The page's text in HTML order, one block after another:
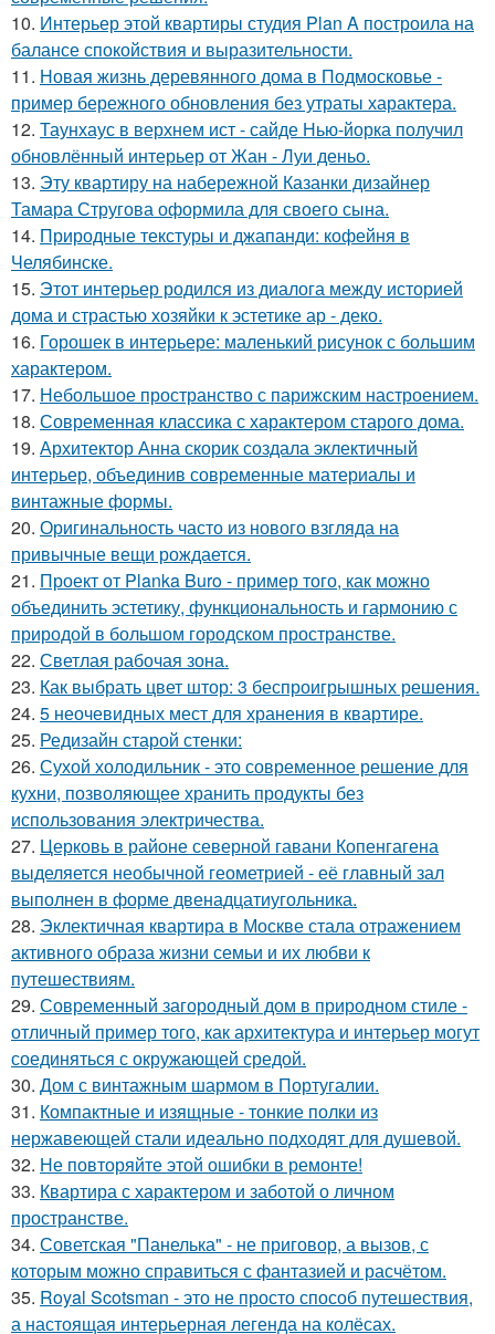
10. Интерьер этой квартиры студия Plan A построила на
балансе спокойствия и выразительности.
11. Новая жизнь деревянного дома в Подмосковье -
пример бережного обновления без утраты характера.
12. Таунхаус в верхнем ист - сайде Нью-йорка получил
обновлённый интерьер от Жан - Луи деньо.
13. Эту квартиру на набережной Казанки дизайнер
Тамара Стругова оформила для своего сына.
14. Природные текстуры и джапанди: кофейня в
Челябинске.
15. Этот интерьер родился из диалога между историей
дома и страстью хозяйки к эстетике ар - деко.
16. Горошек в интерьере: маленький рисунок с большим
характером.
17. Небольшое пространство с парижским настроением.
18. Современная классика с характером старого дома.
19. Архитектор Анна скорик создала эклектичный
интерьер, объединив современные материалы и
винтажные формы.
20. Оригинальность часто из нового взгляда на
привычные вещи рождается.
21. Проект от Planka Buro - пример того, как можно
объединить эстетику, функциональность и гармонию с
природой в большом городском пространстве.
22. Светлая рабочая зона.
23. Как выбрать цвет штор: 3 беспроигрышных решения.
24. 5 неочевидных мест для хранения в квартире.
25. Редизайн старой стенки:
26. Сухой холодильник - это современное решение для
кухни, позволяющее хранить продукты без
использования электричества.
27. Церковь в районе северной гавани Копенгагена
выделяется необычной геометрией - её главный зал
выполнен в форме двенадцатиугольника.
28. Эклектичная квартира в Москве стала отражением
активного образа жизни семьи и их любви к
путешествиям.
29. Современный загородный дом в природном стиле -
отличный пример того, как архитектура и интерьер могут
соединяться с окружающей средой.
30. Дом с винтажным шармом в Португалии.
31. Компактные и изящные - тонкие полки из
нержавеющей стали идеально подходят для душевой.
32. Не повторяйте этой ошибки в ремонте!
33. Квартира с характером и заботой о личном
пространстве.
34. Советская "Панелька" - не приговор, а вызов, с
которым можно справиться с фантазией и расчётом.
35. Royal Scotsman - это не просто способ путешествия,
а настоящая интерьерная легенда на колёсах.